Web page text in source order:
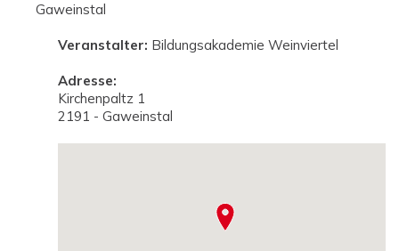
Gaweinstal
Veranstalter: Bildungsakademie Weinviertel
Adresse:
Kirchenpaltz 1
2191 - Gaweinstal